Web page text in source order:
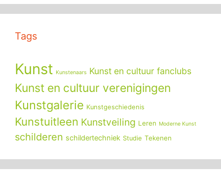
Tags
Kunst Kunstenaars Kunst en cultuur fanclubs
Kunst en cultuur verenigingen
Kunstgalerie Kunstgeschiedenis
Kunstuitleen Kunstveiling Leren Moderne Kunst
schilderen schildertechniek Studie Tekenen